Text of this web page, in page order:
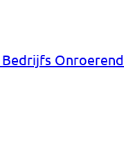
Bedrijfs Onroerend